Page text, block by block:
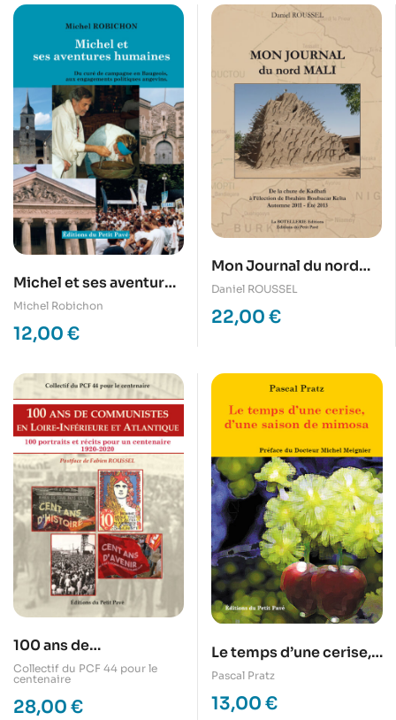
Michel et ses aventures
humaines
Michel Robichon
12,00 €
Mon Journal du nord
Mali
Daniel ROUSSEL
22,00 €
100 ans de
communistes en Loire-
Inférieure et Atlantique
Collectif du PCF 44 pour le
centenaire
28,00 €
Le temps d’une cerise,
d’une saison de mimosa
Pascal Pratz
13,00 €